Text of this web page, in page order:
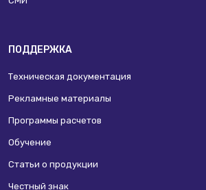
ПОДДЕРЖКА
Техническая документация
Рекламные материалы
Программы расчетов
Обучение
Статьи о продукции
Честный знак